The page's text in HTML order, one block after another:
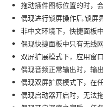
拖动插件图标位置的时，
偶现进行锁屏操作后,锁屏
非中文环境下，快捷面板
偶现快捷面板中只有无线
双屏扩展模式下，应用窗
偶现音频正常输出时，输
偶现双屏扩展模式下，在
偶现启动器开启时，无法